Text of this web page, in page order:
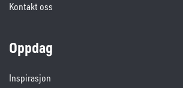
Kontakt oss
Oppdag
Inspirasjon